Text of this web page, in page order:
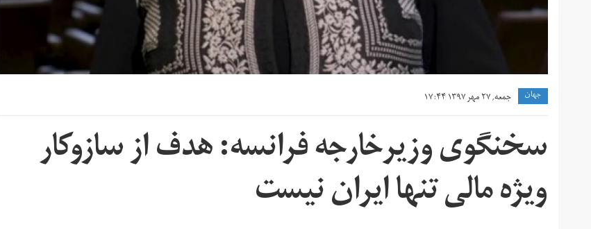
جهان جمعه, ۲۷ مهر ۱۳۹۷ ۱۷:۴۴
سخنگوی وزیرخارجه فرانسه: هدف از سازوکار
ویژه مالی تنها ایران نیست